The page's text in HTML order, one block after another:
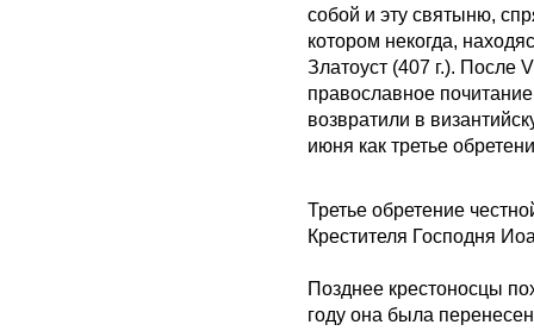
собой и эту святыню,
котором некогда,
Златоуст (407 г.). После
православное
возвратили в
июня как третье
Третье обретение
Крестителя Господня
Позднее крестоносцы
году она была